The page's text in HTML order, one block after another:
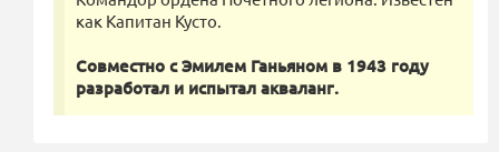
как Капитан Кусто.
Совместно с Эмилем Ганьяном в 1943 году
разработал и испытал акваланг.